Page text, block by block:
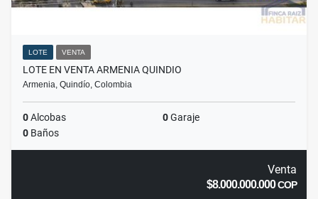
LOTE VENTA
LOTE EN VENTA ARMENIA QUINDIO
Armenia, Quindío, Colombia
0Alcobas 0Garaje
0 Baños
Venta
$8.000.000.000COP